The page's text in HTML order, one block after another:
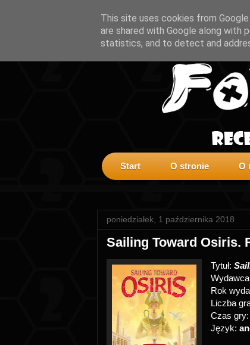
Start O stronie O
poniedziałek, 1 października 2018
Sailing Toward Osiris.
Tytuł:
Rok
Liczba
Czas gry:
Język:
This site uses cookies from
are shared with Google along with
statistics, and to detect and